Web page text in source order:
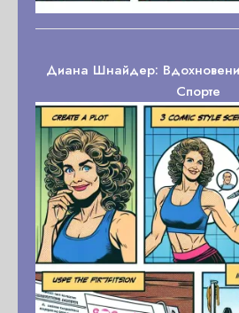
Диана Шнайдер:
Спорте